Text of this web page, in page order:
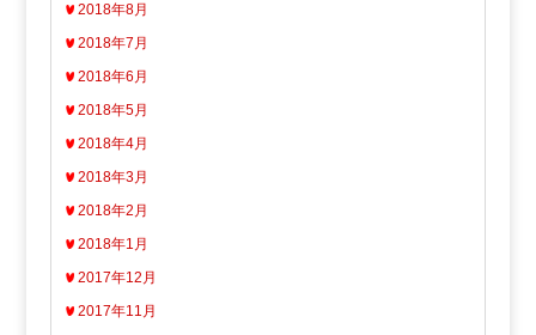
2018年8月
2018年7月
2018年6月
2018年5月
2018年4月
2018年3月
2018年2月
2018年1月
2017年12月
2017年11月